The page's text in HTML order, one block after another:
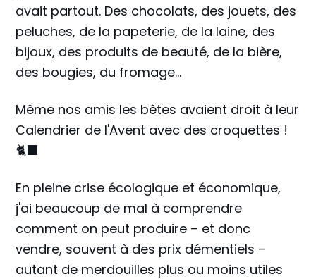
avait partout. Des chocolats, des jouets, des
peluches, de la papeterie, de la laine, des
bijoux, des produits de beauté, de la bière,
des bougies, du fromage...
Même nos amis les bêtes avaient droit à leur
Calendrier de l'Avent avec des croquettes !
🐈‍⬛
En pleine crise écologique et économique,
j'ai beaucoup de mal à comprendre
comment on peut produire – et donc
vendre, souvent à des prix démentiels –
autant de merdouilles plus ou moins utiles